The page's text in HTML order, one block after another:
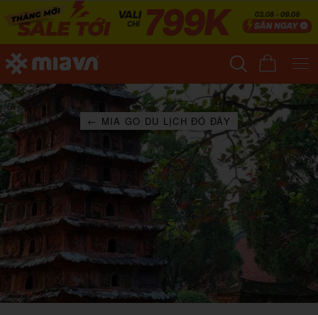
← MIA GO DU LỊCH ĐÓ ĐÂY